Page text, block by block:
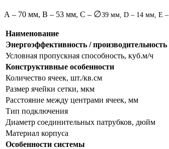
А – 70 мм, В – 53 мм, C – ∅39 мм, D – 14 мм, E –
Наименование
Энергоэффективность / производительность
Условная пропускная способность, куб.м/ч
Конструктивные особенности
Количество ячеек, шт./кв.см
Размер ячейки сетки, мкм
Расстояние между центрами ячеек, мм
Тип подключения
Диаметр соединительных патрубков, дюйм
Материал корпуса
Особенности системы